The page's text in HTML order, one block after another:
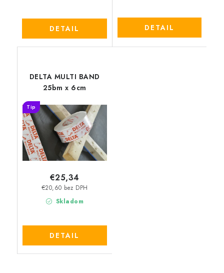
DETAIL DETAIL
DELTA MULTI BAND
25bm x 6cm
Tip
Skladom
€20,60 bez DPH
€25,34
DETAIL